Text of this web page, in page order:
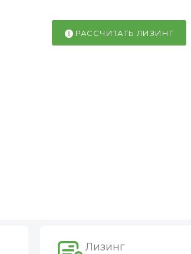
РАССЧИТАТЬ ЛИЗИНГ
Лизинг